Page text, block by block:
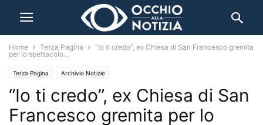
Home Terza Pagina
“Io ti credo”, ex Chiesa di San Francesco gremita
per lo spettacolo...
Terza Pagina Archivio Notizie
“Io ti credo”, ex Chiesa di San
Francesco gremita per lo